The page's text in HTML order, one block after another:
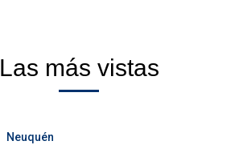
Las más vistas
Neuquén